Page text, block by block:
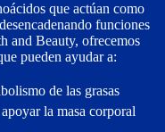
que actúan como
funciones
and Beauty, ofrecemos
pueden ayudar a:
de las grasas
la masa corporal